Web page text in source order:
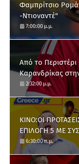
Φαμπρίτσιο
-Ντιοναντέ"
7:00:00 μ.μ.
Από το
Καρανδρίκας
2:32:00 μ.μ.
ΚΙΝΟ:ΟΙ
ΕΠΙΛΟΓΗ 5 ΜΕ
6:30:00 π.μ.